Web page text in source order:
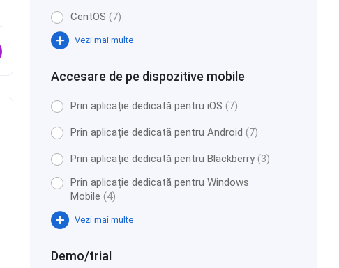
CentOS(7)
Vezi mai multe
Accesare de pe dispozitive mobile
Prin aplicație dedicată pentru iOS(7)
Prin aplicație dedicată pentru Android(7)
Prin aplicație dedicată pentru Blackberry(3)
Prin aplicație dedicată pentru Windows
Mobile(4)
Vezi mai multe
Demo/trial